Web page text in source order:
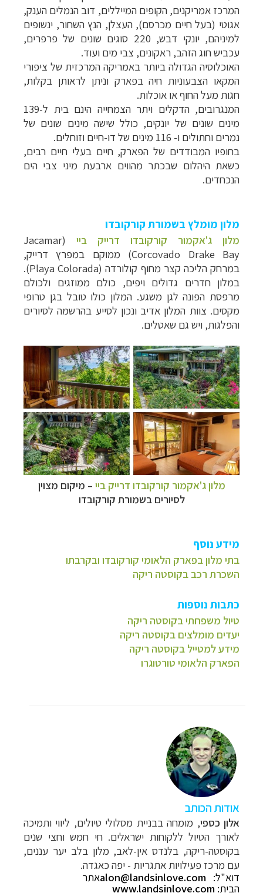
המרכז אמריקנים, הקופים המייללים, דוב הנמלים הענק,
אגוטי (בעל חיים מכרסם), העצלן, הנץ השחור, ינשופים
למיניהם, יונקי דבש, 220 סוגים שונים של פרפרים,
עכביש חוג הזהב, ראקונים, צבי מים ועוד.
האוכלוסיה הגדולה ביותר באמריקה המרכזית של ציפורי
המקאו הצבעוניות חיה בפארק וניתן לראותן בקלות,
חגות מעל החוף או אוכלות.
המנגרובים, הדקלים ויתר הצמחייה הינם בית ל-139
מינים שונים של יונקים, כולל שישה מינים שונים של
נמרים וחתולים ו- 116 מינים של דו-חיים וזוחלים.
בחופיו המבודדים של הפארק, חיים בעלי חיים רבים,
כשאת היהלום שבכתר מהווים ארבעת מיני צבי הים
הנכחדים.
מלון מומלץ בשמורת קורקובדו
מלון ג'אקמור קורקובדו דרייק ביי
(Jacamar
Corcovado Drake Bay) ממוקם במפרץ דרייק,
במרחק הליכה קצר מחוף קולורדה (Playa Colorada).
במלון חדרים גדולים ויפים, כולם ממוזגים ולכולם
מרפסת הפונה לגן משגע. המלון כולו טובל בגן טרופי
מקסים. צוות המלון אדיב ונכון לסייע בהרשמה לסיורים
והפלגות, ויש גם שאטלים.
מלון ג'אקמור קורקובדו דרייק ביי – מיקום מצוין
לסיורים בשמורת קורקובדו
מידע נוסף
בתי מלון בפארק הלאומי קורקובדו ובקרבתו
השכרת רכב בקוסטה ריקה
כתבות נוספות
טיול משפחתי בקוסטה ריקה
יעדים מומלצים בקוסטה ריקה
מידע למטייל בקוסטה ריקה
הפארק הלאומי טורטוגרו
אודות הכותב
אלון כספי, מומחה בבניית מסלולי טיולים, ליווי ותמיכה
לאורך הטיול ללקוחות ישראלים. חי חמש וחצי שנים
בקוסטה-ריקה, בלנדס אין-לאב, מלון בלב יער עננים,
עם מרכז פעילויות אתגריות - יפה כאגדה.
דוא"ל: alon@landsinlove.comאתר
הבית: www.landsinlove.com